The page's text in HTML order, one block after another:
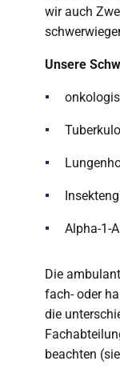
wir auch
Unsere
Alpha-1-
Die
fach- oder
die
beachten